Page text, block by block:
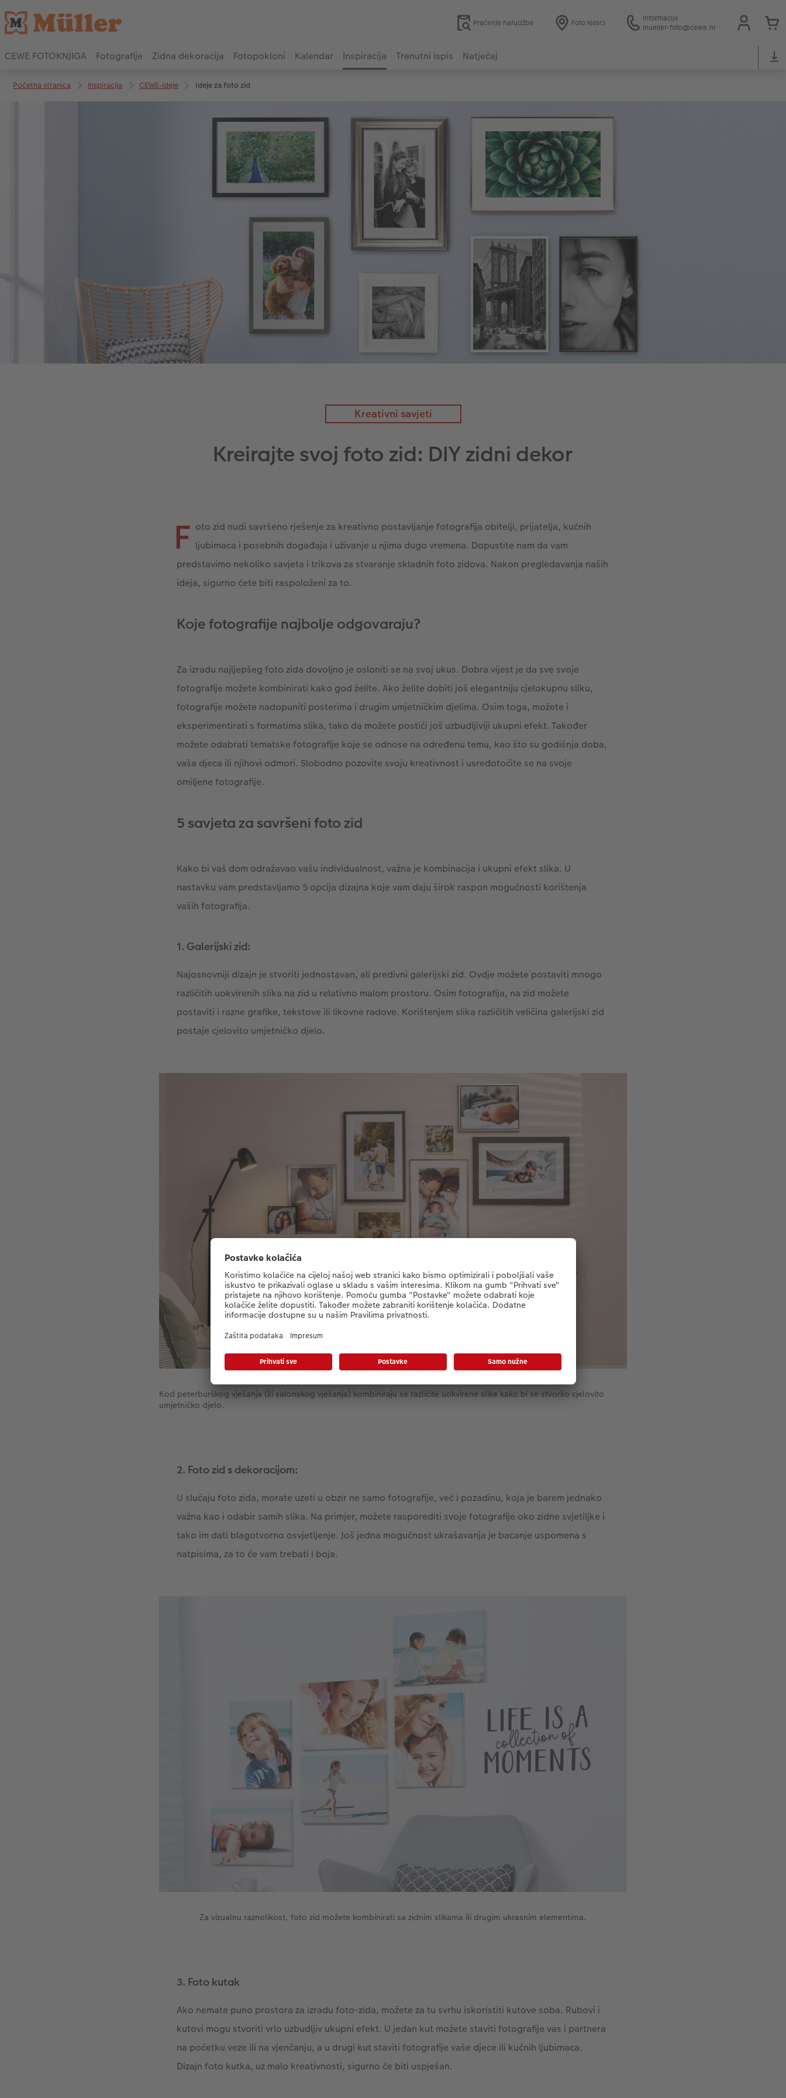
Praćenje narudžbe Foto kiosci
Informacije
mueller-foto@cewe.hr
CEWE FOTOKNJIGA Fotografije Zidna dekoracija Fotopokloni Kalendar Inspiracija Trenutni ispis Natječaj
Početna stranica Inspiracija CEWE-ideje Ideje za foto zid
Kreativni savjeti
Kreirajte svoj foto zid: DIY zidni dekor
F oto zid nudi savršeno rješenje za kreativno postavljanje fotografija obitelji, prijatelja, kućnih
ljubimaca i posebnih događaja i uživanje u njima dugo vremena. Dopustite nam da vam
predstavimo nekoliko savjeta i trikova za stvaranje skladnih foto zidova. Nakon pregledavanja naših
ideja, sigurno ćete biti raspoloženi za to.
Koje fotografije najbolje odgovaraju?
Za izradu najljepšeg foto zida dovoljno je osloniti se na svoj ukus. Dobra vijest je da sve svoje
fotografije možete kombinirati kako god želite. Ako želite dobiti još elegantniju cjelokupnu sliku,
fotografije možete nadopuniti posterima i drugim umjetničkim djelima. Osim toga, možete i
eksperimentirati s formatima slika, tako da možete postići još uzbudljiviji ukupni efekt. Također
možete odabrati tematske fotografije koje se odnose na određenu temu, kao što su godišnja doba,
vaša djeca ili njihovi odmori. Slobodno pozovite svoju kreativnost i usredotočite se na svoje
omiljene fotografije.
5 savjeta za savršeni foto zid
Kako bi vaš dom odražavao vašu individualnost, važna je kombinacija i ukupni efekt slika. U
nastavku vam predstavljamo 5 opcija dizajna koje vam daju širok raspon mogućnosti korištenja
vaših fotografija.
1. Galerijski zid:
Najosnovniji dizajn je stvoriti jednostavan, ali predivni galerijski zid. Ovdje možete postaviti mnogo
različitih uokvirenih slika na zid u relativno malom prostoru. Osim fotografija, na zid možete
postaviti i razne grafike, tekstove ili likovne radove. Korištenjem slika različitih veličina galerijski zid
postaje cjelovito umjetničko djelo.
Kod peterburškog vješanja (ili salonskog vješanja) kombiniraju se različite uokvirene slike kako bi se stvorilo cjelovito
umjetničko djelo.
2. Foto zid s dekoracijom:
U slučaju foto zida, morate uzeti u obzir ne samo fotografije, već i pozadinu, koja je barem jednako
važna kao i odabir samih slika. Na primjer, možete rasporediti svoje fotografije oko zidne svjetiljke i
tako im dati blagotvorno osvjetljenje. Još jedna mogućnost ukrašavanja je bacanje uspomena s
natpisima, za to će vam trebati i boja.
Za vizualnu raznolikost, foto zid možete kombinirati sa zidnim slikama ili drugim ukrasnim elementima.
3. Foto kutak
Ako nemate puno prostora za izradu foto-zida, možete za tu svrhu iskoristiti kutove soba. Rubovi i
kutovi mogu stvoriti vrlo uzbudljiv ukupni efekt. U jedan kut možete staviti fotografije vas i partnera
na početku veze ili na vjenčanju, a u drugi kut staviti fotografije vaše djece ili kućnih ljubimaca.
Dizajn foto kutka, uz malo kreativnosti, sigurno će biti uspješan.